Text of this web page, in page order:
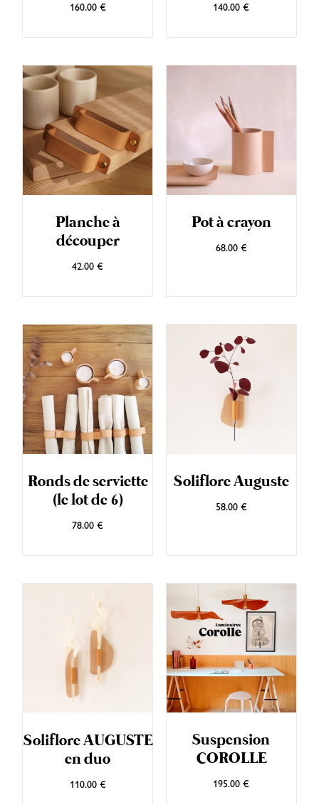
160.00 € 140.00€
Planche à
découper
42.00€
Pot à crayon
68.00 €
Ronds de serviette
(le lot de 6)
78.00€
Soliflore Auguste
58.00 €
Soliflore AUGUSTE
en duo
110.00 €
Suspension
COROLLE
195.00€